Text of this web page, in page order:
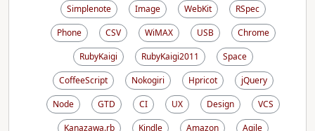
Simplenote
Image WebKit
RSpec
Phone
CSV WiMAX USB
Chrome
RubyKaigi
RubyKaigi2011
Space
CoffeeScript
Nokogiri Hpricot
jQuery
Node
GTD CI UX Design
VCS
Kanazawa.rb
Kindle Amazon
Agile